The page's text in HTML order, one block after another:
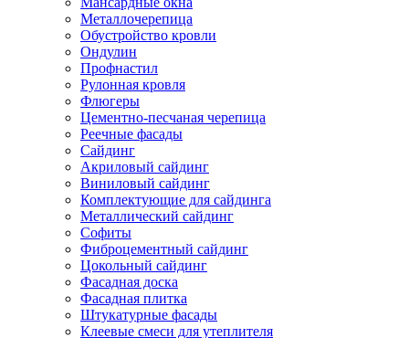
Металлочерепица
Обустройство кровли
Ондулин
Профнастил
Рулонная кровля
Флюгеры
Цементно-песчаная черепица
Реечные фасады
Сайдинг
Акриловый сайдинг
Виниловый сайдинг
Комплектующие для сайдинга
Металлический сайдинг
Софиты
Фиброцементный сайдинг
Цокольный сайдинг
Фасадная доска
Фасадная плитка
Штукатурные фасады
Клеевые смеси для утеплителя